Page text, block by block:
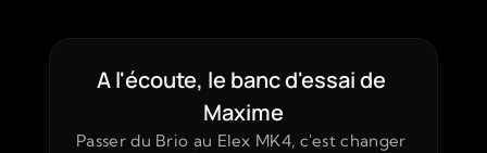
Passer du Brio au Elex MK4, c'est changer
A l'écoute, le banc d'essai de
Maxime